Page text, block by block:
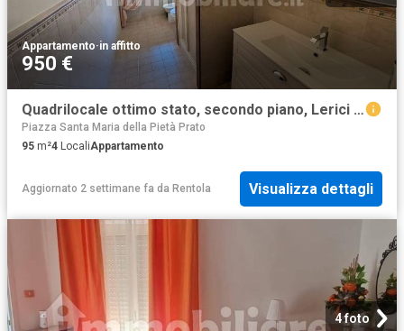
Appartamento·in affitto
950 €
Quadrilocale ottimo stato, secondo piano, Lerici Paese, Lerici
Piazza Santa Maria della Pietà Prato
95 m²4 LocaliAppartamento
Aggiornato 2 settimane fa da Rentola Visualizza dettagli
4 foto